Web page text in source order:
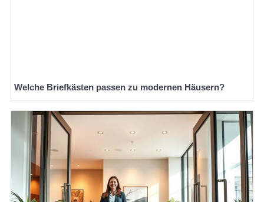
Welche Briefkästen passen zu modernen Häusern?